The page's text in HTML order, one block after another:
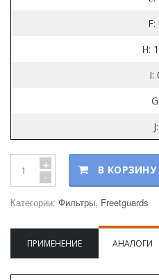
F:
H:
I:
G:
J:
+
- В КОРЗИНУ
Категории: Фильтры, Freetguards
ПРИМЕНЕНИЕ АНАЛОГИ